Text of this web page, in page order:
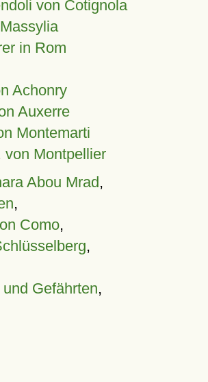
von Cotignola
in Rom
Achonry
Auxerre
Montemarti
von Montpellier
Abou Mrad,
,
Como,
,
Gefährten,